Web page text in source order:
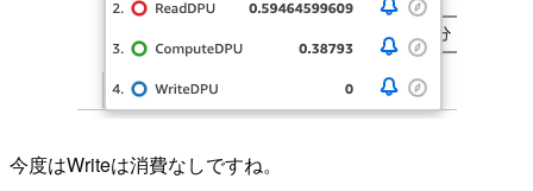
今度はWriteは消費なしですね。